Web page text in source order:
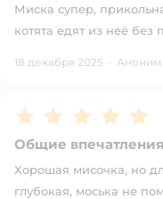
Миска супер,
котята едят из неё без
18 декабря 2025 · Аноним
Рейтинг:5
Общие впечатления
Хорошая мисочка, но
глубокая, моська не